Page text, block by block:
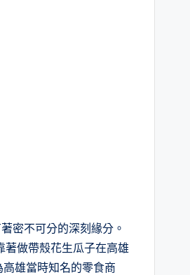
密不可分的深刻緣分。
做帶殼花生瓜子在高雄
雄當時知名的零食商